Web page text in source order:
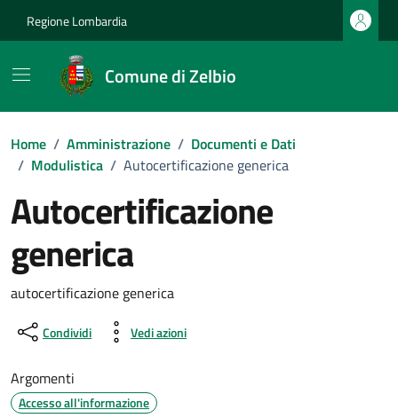
Regione Lombardia
Comune di Zelbio
Home / Amministrazione / Documenti e Dati
/ Modulistica / Autocertificazione generica
Autocertificazione
generica
Dettagli del documento
autocertificazione generica
Condividi Vedi azioni
Argomenti
Accesso all'informazione